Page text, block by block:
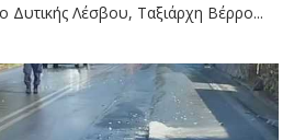
Δυτικής Λέσβου, Ταξιάρχη Βέρρο...